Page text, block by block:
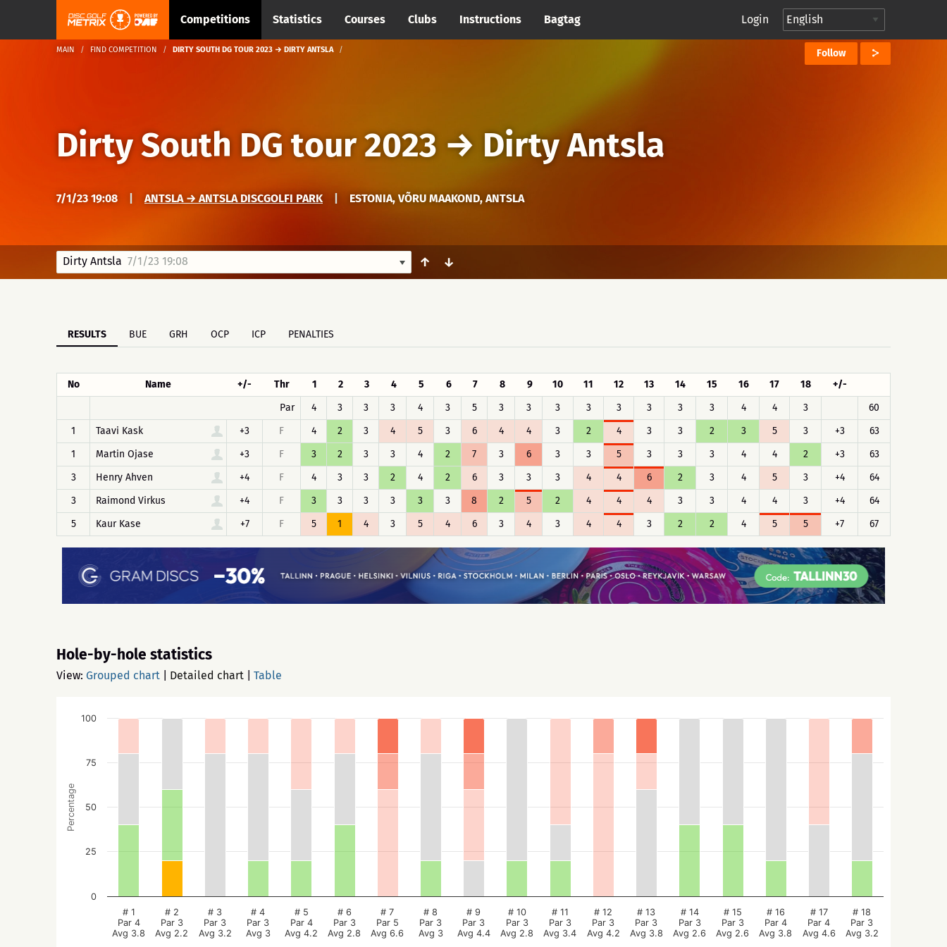
Competitions Statistics Courses Clubs Instructions Bagtag Login
MAIN FIND COMPETITION DIRTY SOUTH DG TOUR 2023 → DIRTY ANTSLA Follow
Dirty South DG tour 2023 → Dirty Antsla
7/1/23 19:08 ANTSLA → ANTSLA DISCGOLFI PARK ESTONIA, VÕRU MAAKOND, ANTSLA
Dirty Antsla 7/1/23 19:08 ↑ ↓
RESULTS BUE GRH OCP ICP PENALTIES
No Name +/- Thr 1 2 3 4 5 6 7 8 9 10 11 12 13 14 15 16 17 18
+/-
Par
4 3 3 3 4 3 5 3 3 3 3 3 3 3 3 4 4 3
60
1
Taavi Kask +3 F 4 2 3 4 5 3 6 4 4 3 2 4 3 3 2 3 5 3 +3
63
1
Martin Ojase +3 F 3 2 3 3 4 2 7 3 6 3 3 5 3 3 3 4 4 2 +3
63
3
Henry Ahven +4 F 4 3 3 2 4 2 6 3 3 3 4 4 6 2 3 4 5 3 +4
64
3
Raimond Virkus +4 F 3 3 3 3 3 3 8 2 5 2 4 4 4 3 3 4 4 3 +4
64
5
Kaur Kase +7 F 5 1 4 3 5 4 6 3 4 3 4 4 3 2 2 4 5 5 +7 67
Hole-by-hole statistics
View: Grouped chart Detailed chart Table
Percentage
# 1
Par 4
Avg 3.8
# 2
Par 3
Avg 2.2
# 3
Par 3
Avg 3.2
# 4
Par 3
Avg 3
# 5
Par 4
Avg 4.2
# 6
Par 3
Avg 2.8
# 7
Par 5
Avg 6.6
# 8
Par 3
Avg 3
# 9
Par 3
Avg 4.4
# 10
Par 3
Avg 2.8
# 11
Par 3
Avg 3.4
# 12
Par 3
Avg 4.2
# 13
Par 3
Avg 3.8
# 14
Par 3
Avg 2.6
# 15
Par 3
Avg 2.6
# 16
Par 4
Avg 3.8
# 17
Par 4
Avg 4.6
# 18
Par 3
Avg 3.2
0
25
50
75
100